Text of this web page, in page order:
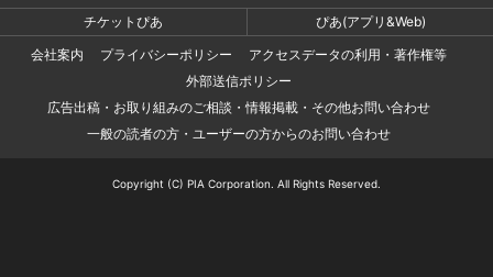
チケットぴあ
ぴあ(アプリ&Web)
会社案内
プライバシーポリシー
アクセスデータの利用・著作権等
外部送信ポリシー
広告出稿・お取り組みのご相談・情報掲載・その他お問い合わせ
一般の読者の方・ユーザーの方からのお問い合わせ
Copyright (C) PIA Corporation. All Rights Reserved.